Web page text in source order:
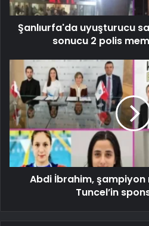
Şanlıurfa'da uyuşturucu
sonucu 2 polis
Abdi İbrahim, şampiyon
Tuncel’in